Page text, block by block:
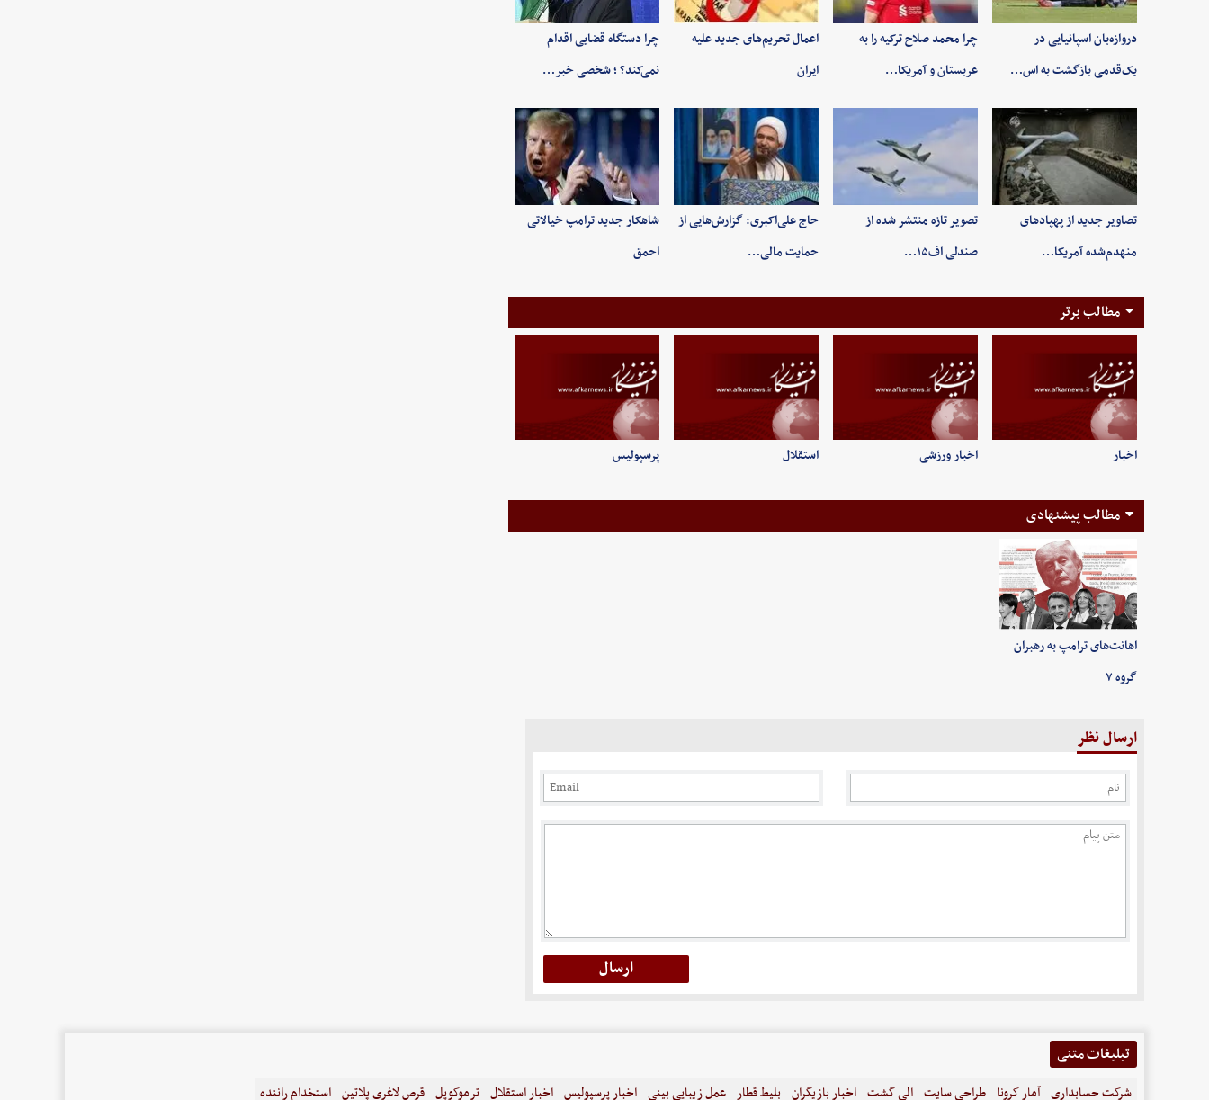
دروازه‌بان اسپانیایی در
یک‌قدمی بازگشت به اس…
چرا محمد صلاح ترکیه را به
عربستان و آمریکا…
اعمال تحریم‌های جدید علیه
ایران
چرا دستگاه قضایی اقدام
نمی‌کند؟ ؛ شخصی خبر…
تصاویر جدید از پهپادهای
منهدم‌شده آمریکا…
تصویر تازه منتشر شده از
صندلی اف۱۵…
حاج علی‌اکبری: گزارش‌هایی از
حمایت مالی…
شاهکار جدید ترامپ خیالاتی
احمق
مطالب برتر
اخبار اخبار ورزشی استقلال پرسپولیس
مطالب پیشنهادی
اهانت‌های ترامپ به رهبران
گروه ۷
ارسال نظر
تبلیغات متنی
شرکت حسابداری آمار کرونا طراحی سایت الی گشت اخبار بازیگران بلیط قطار عمل زیبایی بینی اخبار پرسپولیس اخبار استقلال ترموکوپل قرص لاغری پلاتین استخدام راننده